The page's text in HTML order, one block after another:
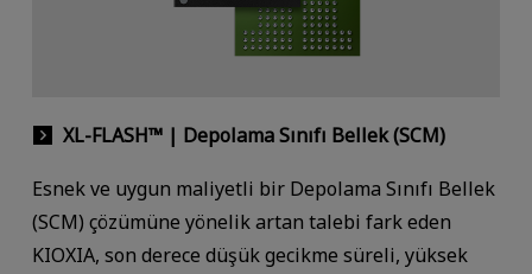
XL-FLASH™ | Depolama Sınıfı Bellek (SCM)
Esnek ve uygun maliyetli bir Depolama Sınıfı Bellek
(SCM) çözümüne yönelik artan talebi fark eden
KIOXIA, son derece düşük gecikme süreli, yüksek